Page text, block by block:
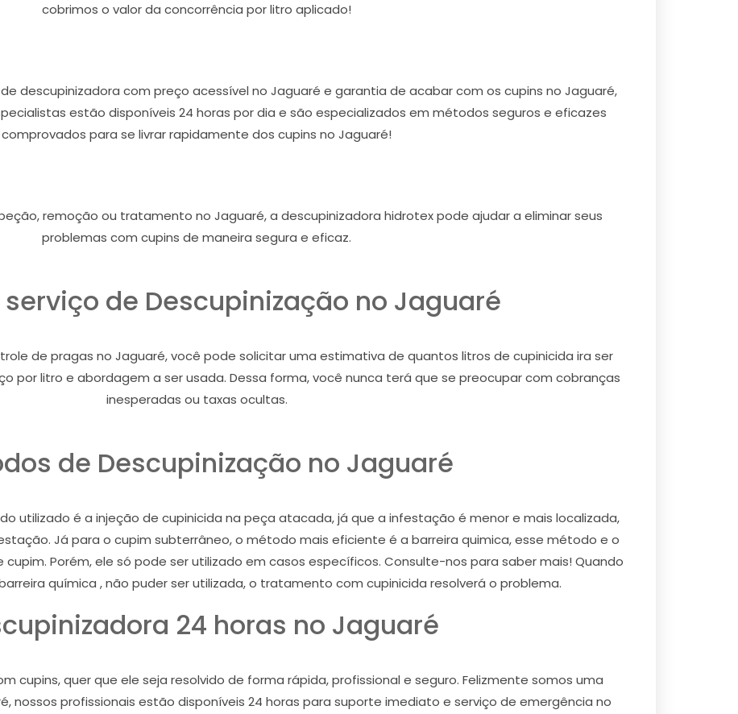
cobrimos o valor da concorrência por litro aplicado!
descupinizadora com preço acessível no Jaguaré e garantia de acabar com os cupins no Jaguaré,
estão disponíveis 24 horas por dia e são especializados em métodos seguros e eficazes
comprovados para se livrar rapidamente dos cupins no Jaguaré!
remoção ou tratamento no Jaguaré, a descupinizadora hidrotex pode ajudar a eliminar seus
problemas com cupins de maneira segura e eficaz.
de Descupinização no Jaguaré
de pragas no Jaguaré, você pode solicitar uma estimativa de quantos litros de cupinicida ira ser
por litro e abordagem a ser usada. Dessa forma, você nunca terá que se preocupar com cobranças
inesperadas ou taxas ocultas.
de Descupinização no Jaguaré
utilizado é a injeção de cupinicida na peça atacada, já que a infestação é menor e mais localizada,
Já para o cupim subterrâneo, o método mais eficiente é a barreira quimica, esse método e o
Porém, ele só pode ser utilizado em casos específicos. Consulte-nos para saber mais! Quando
química , não puder ser utilizada, o tratamento com cupinicida resolverá o problema.
24 horas no Jaguaré
cupins, quer que ele seja resolvido de forma rápida, profissional e seguro. Felizmente somos uma
nossos profissionais estão disponíveis 24 horas para suporte imediato e serviço de emergência no